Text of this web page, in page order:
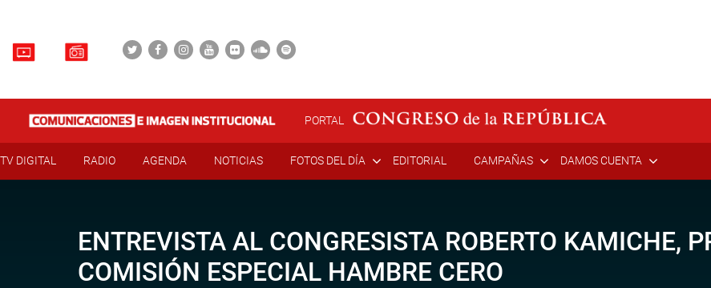
PORTAL
TV DIGITAL RADIO AGENDA NOTICIAS FOTOS DEL DÍA EDITORIAL CAMPAÑAS DAMOS CUENTA
ENTREVISTA AL CONGRESISTA ROBERTO KAMICHE,
COMISIÓN ESPECIAL HAMBRE CERO